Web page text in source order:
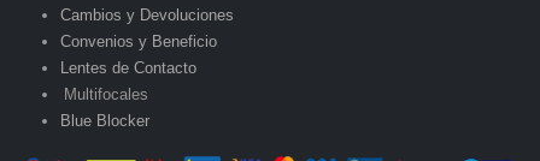
Cambios y Devoluciones
Convenios y Beneficio
Lentes de Contacto
Multifocales
Blue Blocker